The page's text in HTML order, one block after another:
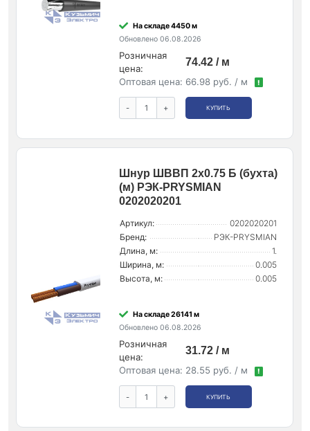
На складе 4450 м
Обновлено 06.08.2026
Розничная
цена:
74.42 / м
Оптовая цена: 66.98 руб. / м !
- + КУПИТЬ
Шнур ШВВП 2х0.75 Б (бухта)
(м) РЭК-PRYSMIAN
0202020201
Артикул:
0202020201
Бренд:
РЭК-PRYSMIAN
Длина, м:
1.
Ширина, м:
0.005
Высота, м:
0.005
На складе 26141 м
Обновлено 06.08.2026
Розничная
цена:
31.72 / м
Оптовая цена: 28.55 руб. / м !
- + КУПИТЬ